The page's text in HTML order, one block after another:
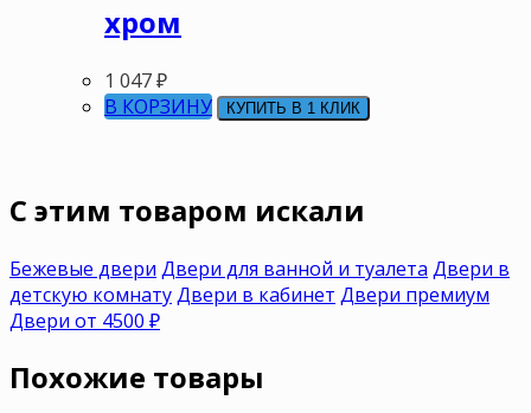
хром
1 047₽
В КОРЗИНУ
КУПИТЬ В 1 КЛИК
C этим товаром искали
Бежевые двери Двери для ванной и туалета Двери в
детскую комнатуДвери в кабинет Двери премиум
Двери от 4500 ₽
Похожие товары